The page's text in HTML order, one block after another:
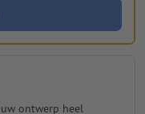
ontwerp heel